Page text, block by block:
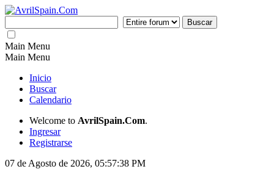
Main Menu
Main Menu
Inicio
Buscar
Calendario
Welcome to AvrilSpain.Com.
Ingresar
Registrarse
07 de Agosto de 2026, 05:57:38 PM